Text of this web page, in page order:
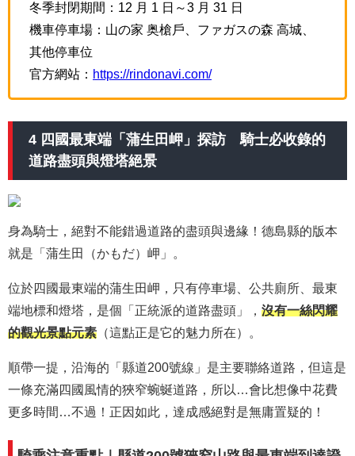
冬季封閉期間：12 月 1 日～3 月 31 日
機車停車場：山の家 奥槍戶、ファガスの森 高城、
其他停車位
官方網站： https://rindonavi.com/
4 四國最東端「蒲生田岬」探訪 騎士必收錄的
道路盡頭與燈塔絕景
身為騎士，絕對不能錯過道路的盡頭與邊緣！德島縣的版本
就是「蒲生田（かもだ）岬」。
位於四國最東端的蒲生田岬，只有停車場、公共廁所、最東
端地標和燈塔，是個「正統派的道路盡頭」， 沒有一絲閃耀
的觀光景點元素 （這點正是它的魅力所在）。
順帶一提，沿海的「縣道200號線」是主要聯絡道路，但這是
一條充滿四國風情的狹窄蜿蜒道路，所以…會比想像中花費
更多時間…不過！正因如此，達成感絕對是無庸置疑的！